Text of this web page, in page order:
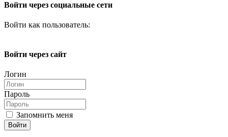
Войти через социальные сети
Войти как пользователь:
Войти через сайт
Логин
Пароль
Запомнить меня